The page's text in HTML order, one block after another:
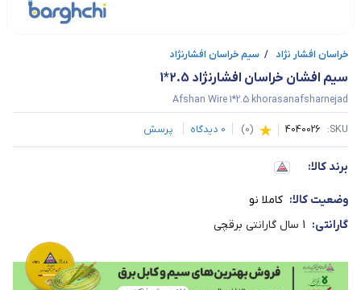
خراسان افشار نژاد / سیم خراسان افشارنژاد
سیم افشان خراسان افشارنژاد 2.5*1
Afshan Wire 1*2.5 khorasanafsharnejad
SKU:
4040026
(
0
)
0 دیدگاه پرسش
برند کالا:
وضعیت کالا: کاملا نو
گارانتی: 1 سال گارانتی برقچی